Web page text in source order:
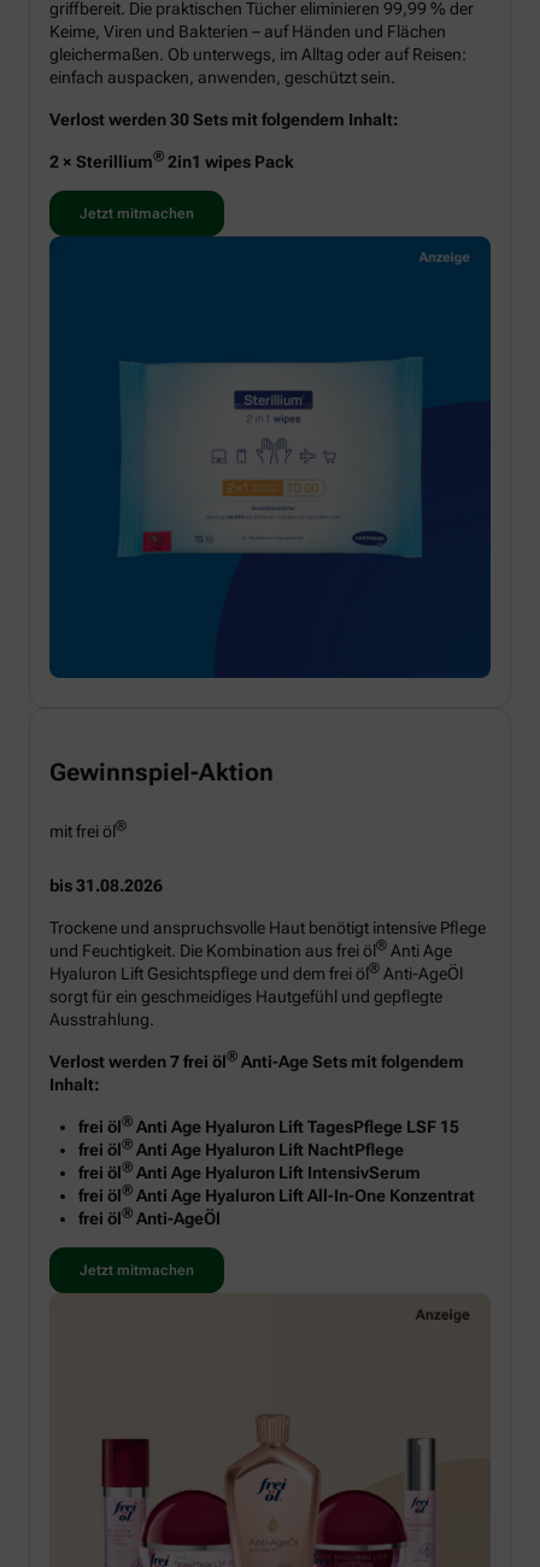
griffbereit. Die praktischen Tücher eliminieren 99,99 % der
Keime, Viren und Bakterien – auf Händen und Flächen
gleichermaßen. Ob unterwegs, im Alltag oder auf Reisen:
einfach auspacken, anwenden, geschützt sein.
Verlost werden 30 Sets mit folgendem Inhalt:
2 × Sterillium® 2in1 wipes Pack
Jetzt mitmachen
Gewinnspiel-Aktion
mit frei öl®
bis 31.08.2026
Trockene und anspruchsvolle Haut benötigt intensive Pflege
und Feuchtigkeit. Die Kombination aus frei öl® Anti Age
Hyaluron Lift Gesichtspflege und dem frei öl® Anti-AgeÖl
sorgt für ein geschmeidiges Hautgefühl und gepflegte
Ausstrahlung.
Verlost werden 7 frei öl® Anti-Age Sets mit folgendem
Inhalt:
frei öl® Anti Age Hyaluron Lift TagesPflege LSF 15
frei öl® Anti Age Hyaluron Lift NachtPflege
frei öl® Anti Age Hyaluron Lift IntensivSerum
frei öl® Anti Age Hyaluron Lift All-In-One Konzentrat
frei öl® Anti-AgeÖl
Jetzt mitmachen